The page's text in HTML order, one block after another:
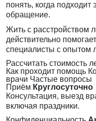
понять, когда подходит
обращение.
Жить с расстройством
действительно
специалисты с опытом
Рассчитать стоимость
Как проходит помощь
врачи Частые вопросы
Приём Круглосуточно
Консультация, выезд
включая праздники.